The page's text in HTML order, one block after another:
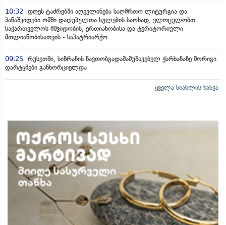
10:32
დღეს ტაძრებში აღევლინება საღმრთო ლიტურგია და
პანაშვიდები ომში დაღუპულთა სულების საოხად, ვლოცულობთ
საქართველოს მშვიდობის, ერთიანობისა და ტერიტორიული
მთლიანობისათვის - საპატრიარქო
09:25 რუსეთში, სიზრანის ნავთობგადამამუშავებელ ქარხანაზე მორიგი
დარტყმები განხორციელდა
ყველა სიახლის ნახვა